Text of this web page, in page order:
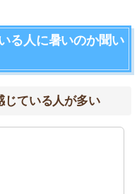
る人に暑いのか聞い
じている人が多い